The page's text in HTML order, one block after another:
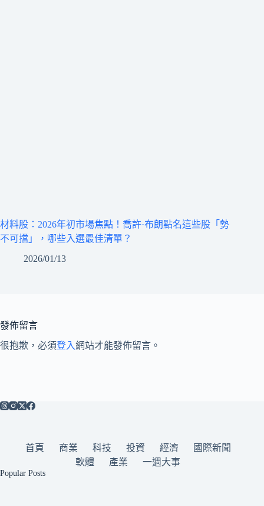
材料股：2026年初市場焦點！喬許·布朗點名這些股「勢
不可擋」，哪些入選最佳清單？
2026/01/13
發佈留言
很抱歉，必須登入網站才能發佈留言。
首頁 商業 科技 投資 經濟
國際新聞
軟體
產業 一週大事
Popular Posts